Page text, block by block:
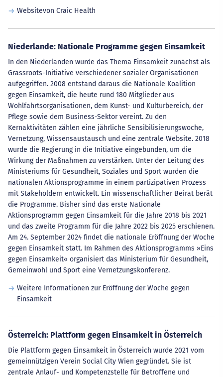
Websitevon Craic Health
Niederlande: Nationale Programme gegen Einsamkeit
In den Niederlanden wurde das Thema Einsamkeit zunächst als
Grassroots-Initiative verschiedener sozialer Organisationen
aufgegriffen. 2008 entstand daraus die Nationale Koalition
gegen Einsamkeit, die heute rund 180 Mitglieder aus
Wohlfahrtsorganisationen, dem Kunst- und Kulturbereich, der
Pflege sowie dem Business-Sektor vereint. Zu den
Kernaktivitäten zählen eine jährliche Sensibilisierungswoche,
Vernetzung, Wissensaustausch und eine zentrale Website. 2018
wurde die Regierung in die Initiative eingebunden, um die
Wirkung der Maßnahmen zu verstärken. Unter der Leitung des
Ministeriums für Gesundheit, Soziales und Sport wurden die
nationalen Aktionsprogramme in einem partizipativen Prozess
mit Stakeholdern entwickelt. Ein wissenschaftlicher Beirat berät
die Programme. Bisher sind das erste Nationale
Aktionsprogramm gegen Einsamkeit für die Jahre 2018 bis 2021
und das zweite Programm für die Jahre 2022 bis 2025 erschienen.
Am 24. September 2024 findet die nationale Eröffnung der Woche
gegen Einsamkeit statt. Im Rahmen des Aktionsprogramms »Eins
gegen Einsamkeit« organisiert das Ministerium für Gesundheit,
Gemeinwohl und Sport eine Vernetzungskonferenz.
Weitere Informationen zur Eröffnung der Woche gegen
Einsamkeit
Österreich: Plattform gegen Einsamkeit in Österreich
Die Plattform gegen Einsamkeit in Österreich wurde 2021 vom
gemeinnützigen Verein Social City Wien gegründet. Sie ist
zentrale Anlauf- und Kompetenzstelle für Betroffene und